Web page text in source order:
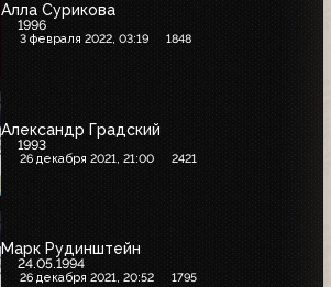
Алла Сурикова
1996
3 февраля 2022, 03:19 1848
Александр Градский
1993
26 декабря 2021, 21:00 2421
Марк Рудинштейн
24.05.1994
26 декабря 2021, 20:52 1795